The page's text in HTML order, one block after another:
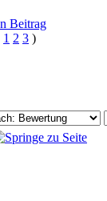
1 2 3 )